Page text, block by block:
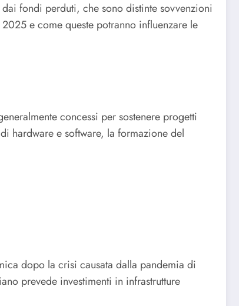
fondi perduti, che sono distinte sovvenzioni
e come queste potranno influenzare le
concessi per sostenere progetti
hardware e software, la formazione del
dopo la crisi causata dalla pandemia di
prevede investimenti in infrastrutture